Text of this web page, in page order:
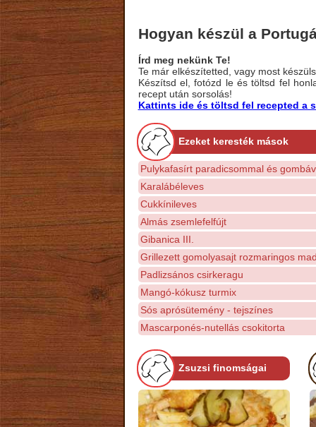
Hogyan készül a
Írd meg nekünk Te!
Te már elkészítetted, vagy most
Készítsd el, fotózd le és töltsd fel
recept után sorsolás!
Kattints ide és töltsd fel recepted a
Ezeket keresték mások
Pulykafasírt paradicsommal és
Karalábéleves
Cukkínileves
Almás zsemlefelfújt
Gibanica III.
Grillezett gomolyasajt rozmaringos
Padlizsános csirkeragu
Mangó-kókusz turmix
Sós aprósütemény - tejszínes
Mascarponés-nutellás csokitorta
Zsuzsi finomságai